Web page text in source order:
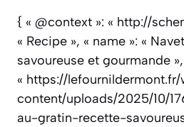
{ « @context »: « http://
« Recipe », « name »: «
savoureuse et gourmande
« https://
content/uploads/2025/10/
au-gratin-recette-